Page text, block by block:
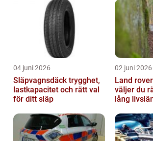
04 juni 2026
Släpvagnsdäck trygghet,
lastkapacitet och rätt val
för ditt släp
02 juni 2026
Land rover
väljer du
lång